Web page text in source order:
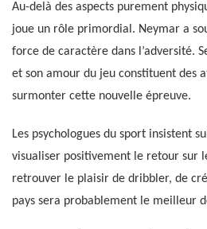
Au-delà des aspects purement
joue un rôle primordial. Neymar a
force de caractère dans l’adversité.
et son amour du jeu constituent des
surmonter cette nouvelle épreuve.
Les psychologues du sport insistent
visualiser positivement le retour sur
retrouver le plaisir de dribbler, de
pays sera probablement le meilleur